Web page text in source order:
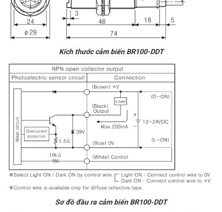
Kích thước cảm biến BR100-DDT
Sơ đồ đầu ra cảm biến BR100-DDT